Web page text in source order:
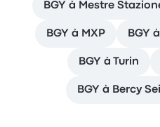
BGY à Mestre
BGY à MXP BGY
BGY à Turin
BGY à Bercy